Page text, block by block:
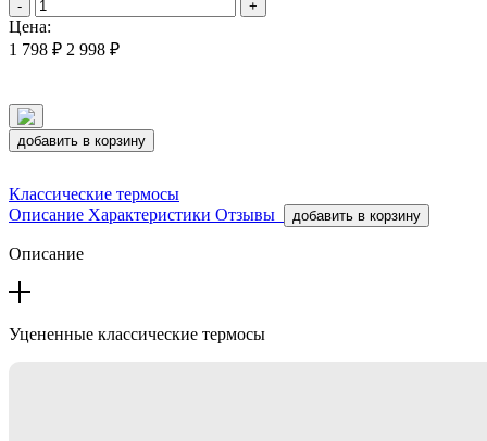
- +
Цена:
1 798 ₽ 2 998 ₽
добавить в корзину
Классические термосы
Описание Характеристики Отзывы добавить в корзину
Описание
Уцененные классические термосы